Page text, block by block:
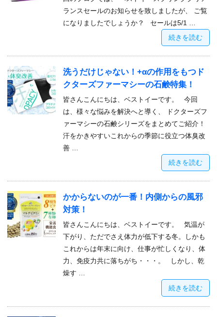
ランスセールのお知らせを致しましたが、 ご覧
になりましたでしょうか？ セールは5/1 …
続きを読む
洗うだけじゃない！+αの作用をもつド
クターズファーマシーの石鹸特集！
皆さんこんにちは、ベストイーです。 今回
は、様々な悩みを解決へと導く、 ドクターズフ
ァーマシーの石鹸シリーズをまとめてご紹介！
汗をかきやすいこれからの季節に役立つ体臭改
善 …
続きを読む
かからないのが一番！内側からの風邪
対策！
皆さんこんにちは、ベストイーです。 気温が
下がり、ただでさえ体力が低下する冬。しかも
これからは年末に向け、仕事が忙しくなり、体
力、免疫力共に落ちがち・・・。 しかし、乾
燥す …
続きを読む